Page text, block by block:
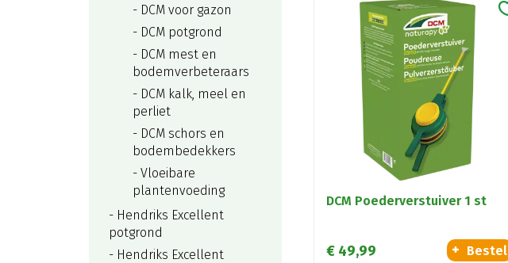
DCM Poederverstuiver 1 st
€ 49,99 Bestel
DCM voor gazon
DCM potgrond
DCM mest en
bodemverbeteraars
DCM kalk, meel en
perliet
DCM schors en
bodembedekkers
Vloeibare
plantenvoeding
Hendriks Excellent
potgrond
Hendriks Excellent